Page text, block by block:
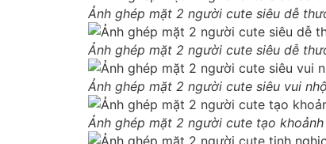
Ảnh ghép mặt 2 người cute siêu dễ
Ảnh ghép mặt 2 người cute siêu dễ
Ảnh ghép mặt 2 người cute siêu vui
Ảnh ghép mặt 2 người cute tạo